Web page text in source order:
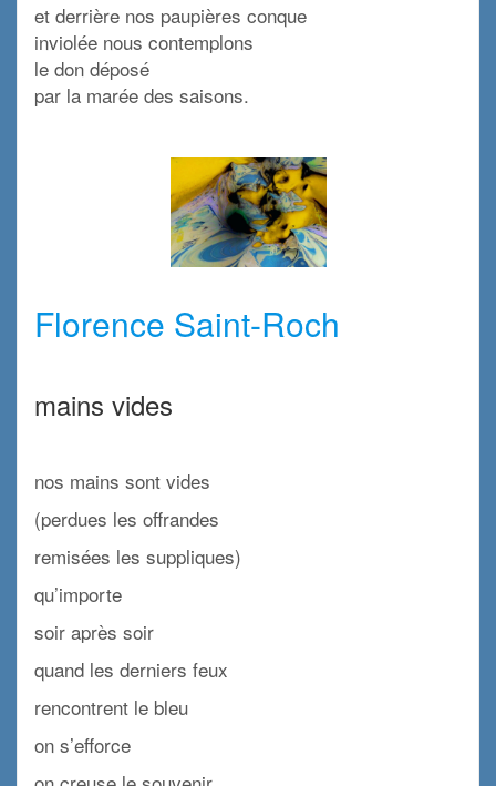
et derrière nos paupières conque
inviolée nous contemplons
le don déposé
par la marée des saisons.
Florence Saint-Roch
mains vides
nos mains sont vides
(perdues les offrandes
remisées les suppliques)
qu’importe
soir après soir
quand les derniers feux
rencontrent le bleu
on s’efforce